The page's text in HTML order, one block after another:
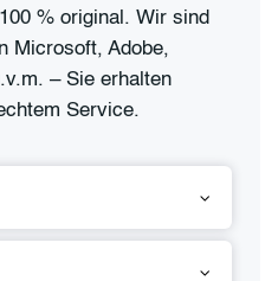
% original. Wir sind
Microsoft, Adobe,
– Sie erhalten
Service.